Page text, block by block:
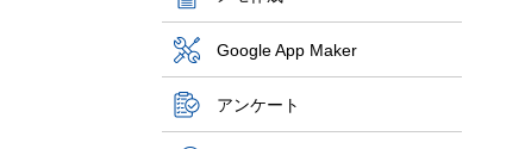
Google App Maker
アンケート